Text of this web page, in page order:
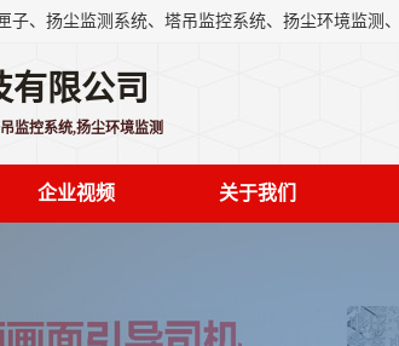
有限公司
监控系统,扬尘环境监测
企业视频 关于我们